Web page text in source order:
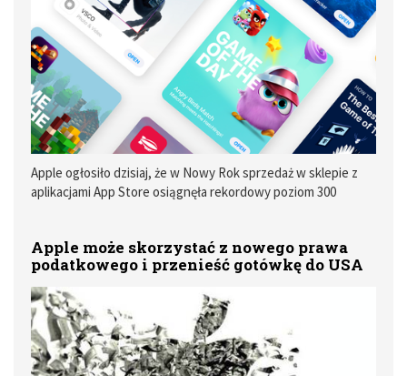
Apple ogłosiło dzisiaj, że w Nowy Rok sprzedaż w sklepie z
aplikacjami App Store osiągnęła rekordowy poziom 300
Apple może skorzystać z nowego prawa
podatkowego i przenieść gotówkę do USA